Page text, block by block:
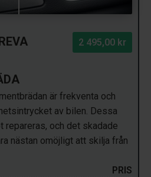
2 495,00 kr
är frekventa och
av bilen. Dessa
repareras, och det skadade
nästan omöjligt att skilja från
PRIS